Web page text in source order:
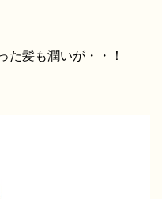
た髪も潤いが・・！